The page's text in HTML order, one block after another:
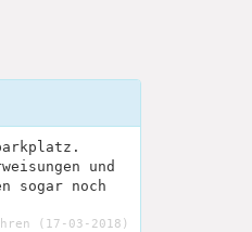
und
sogar noch
(17-03-2018)